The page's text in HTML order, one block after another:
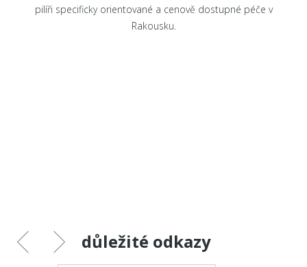
pilíři specificky orientované a cenově dostupné péče v
Rakousku.
důležité odkazy